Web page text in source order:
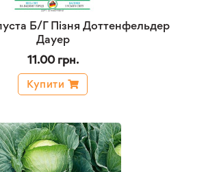
Б/Г Пізня Доттенфельдер
Дауер
11.00 грн.
Купити